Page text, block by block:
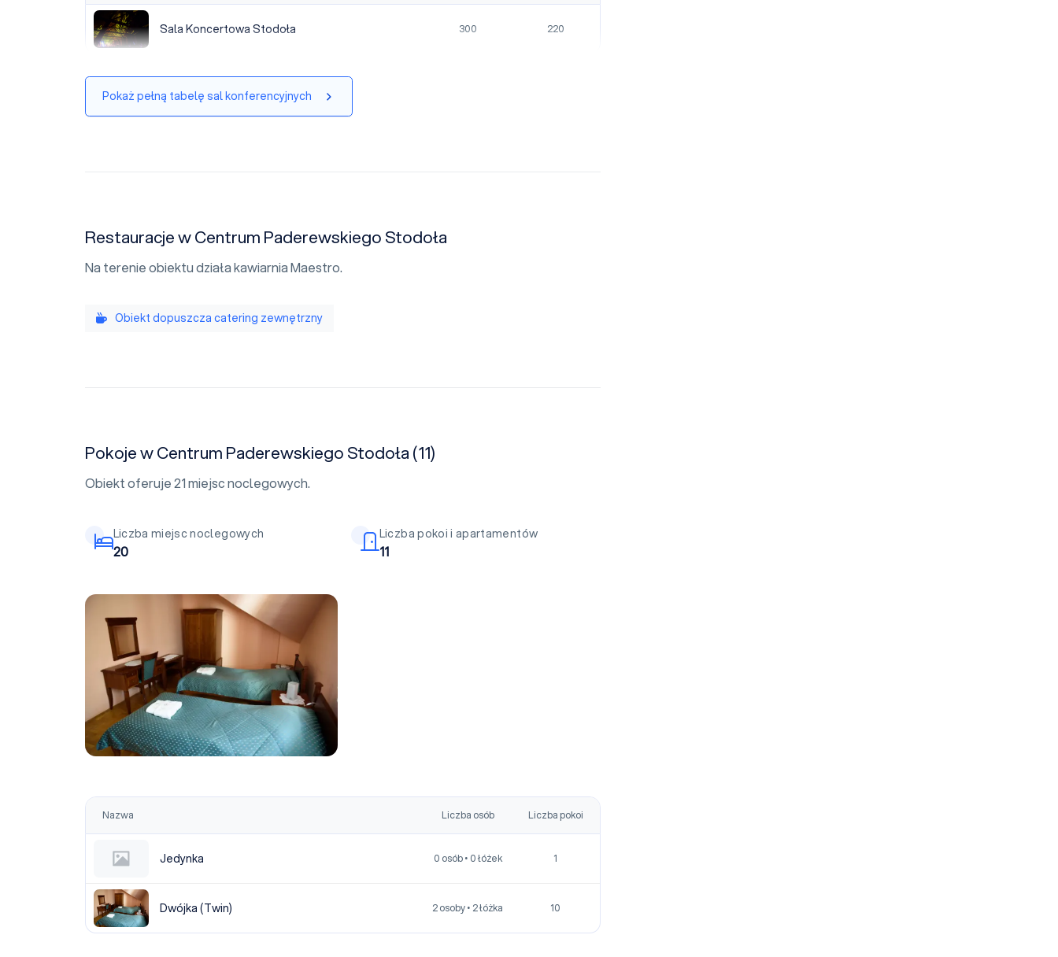
Sala Koncertowa Stodoła
Sala Koncertowa Stodoła 300 220
Pokaż pełną tabelę sal konferencyjnych
Restauracje w Centrum Paderewskiego Stodoła
Na terenie obiektu działa kawiarnia Maestro.
Obiekt dopuszcza catering zewnętrzny
Pokoje w Centrum Paderewskiego Stodoła (11)
Obiekt oferuje 21 miejsc noclegowych.
Liczba miejsc noclegowych
20
Liczba pokoi i apartamentów
11
Nazwa Liczba osób Liczba pokoi
Jedynka 0 osób • 0 łóżek 1
Dwójka (Twin) 2 osoby • 2 łóżka 10